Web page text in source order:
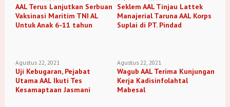
AAL Terus Lanjutkan Serbuan
Vaksinasi Maritim TNI AL
Untuk Anak 6-11 tahun
Seklem AAL Tinjau Lattek
Manajerial Taruna AAL Korps
Suplai di PT. Pindad
Agustus 22, 2021
Uji Kebugaran, Pejabat
Utama AAL Ikuti Tes
Kesamaptaan Jasmani
Agustus 22, 2021
Wagub AAL Terima Kunjungan
Kerja Kadisinfolahtal
Mabesal